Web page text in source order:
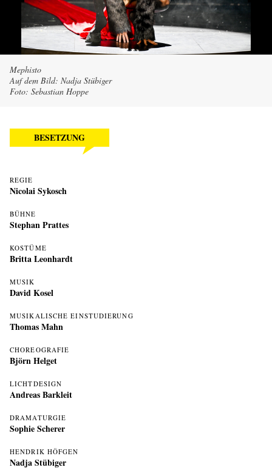
Mephisto
Auf dem Bild: Nadja Stübiger
Foto: Sebastian Hoppe
BESETZUNG
REGIE
Nicolai Sykosch
BÜHNE
Stephan Prattes
KOSTÜME
Britta Leonhardt
MUSIK
David Kosel
MUSIKALISCHE EINSTUDIERUNG
Thomas Mahn
CHOREOGRAFIE
Björn Helget
LICHTDESIGN
Andreas Barkleit
DRAMATURGIE
Sophie Scherer
HENDRIK HÖFGEN
Nadja Stübiger